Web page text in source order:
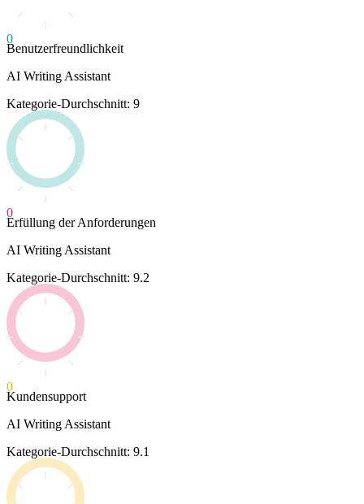
0
Benutzerfreundlichkeit
AI Writing Assistant
Kategorie-Durchschnitt: 9
0
Erfüllung der Anforderungen
AI Writing Assistant
Kategorie-Durchschnitt: 9.2
0
Kundensupport
AI Writing Assistant
Kategorie-Durchschnitt: 9.1